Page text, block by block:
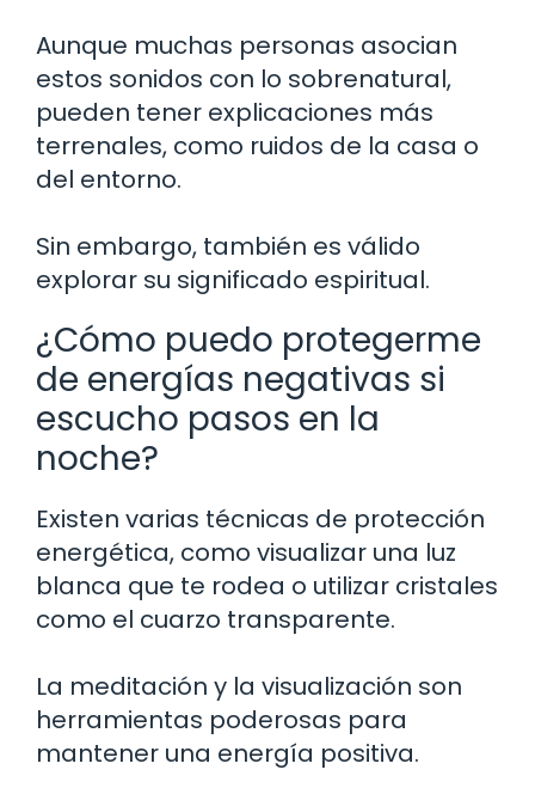
Aunque muchas personas asocian
estos sonidos con lo sobrenatural,
pueden tener explicaciones más
terrenales, como ruidos de la casa o
del entorno.
Sin embargo, también es válido
explorar su significado espiritual.
¿Cómo puedo protegerme
de energías negativas si
escucho pasos en la
noche?
Existen varias técnicas de protección
energética, como visualizar una luz
blanca que te rodea o utilizar cristales
como el cuarzo transparente.
La meditación y la visualización son
herramientas poderosas para
mantener una energía positiva.